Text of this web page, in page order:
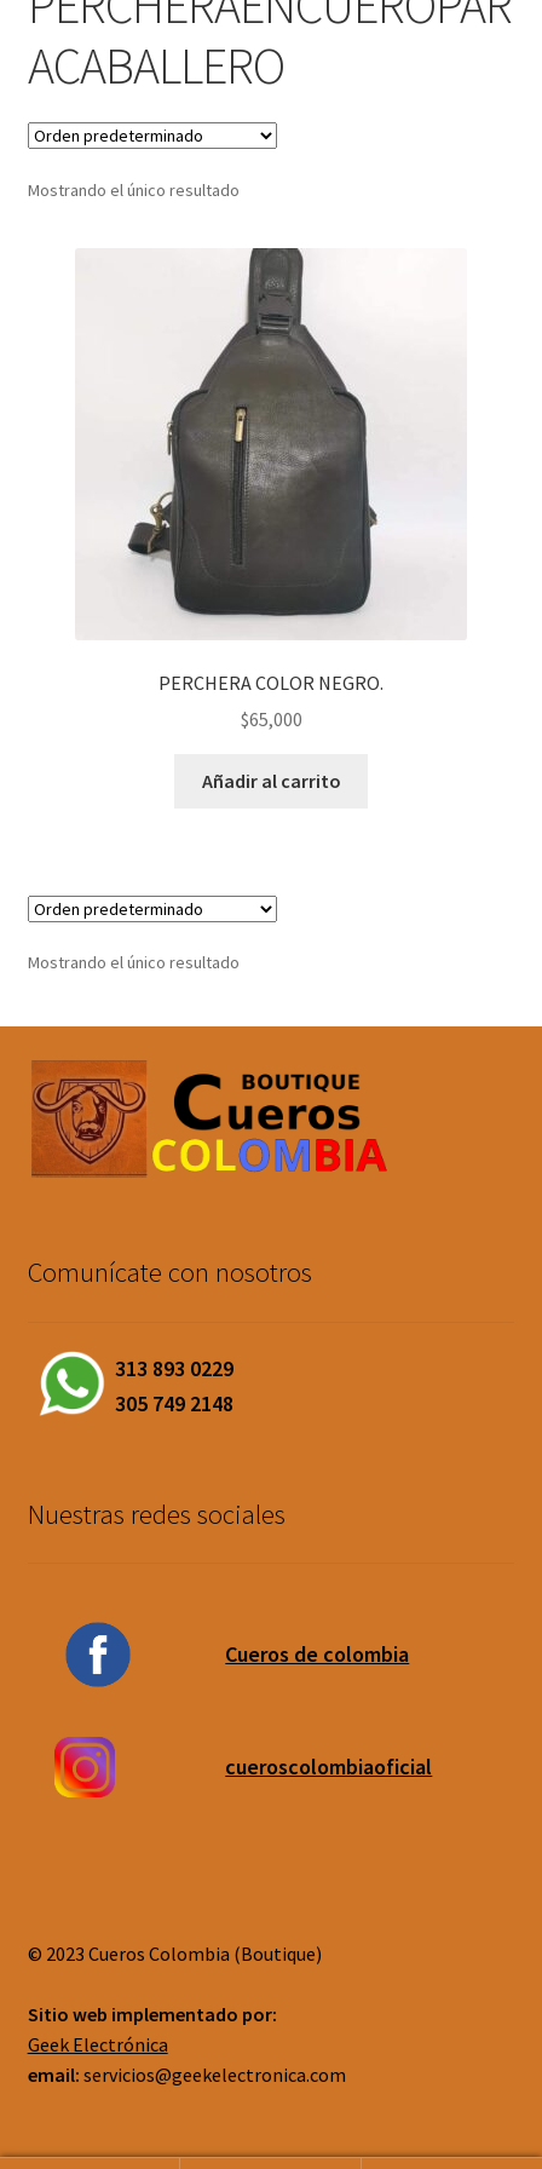
Infantil
Pisabilletes
sombreros
ACABALLERO
Mostrando el único resultado
PERCHERA COLOR NEGRO.
$65,000
Añadir al carrito
Mostrando el único resultado
Comunícate con nosotros
313 893 0229
305 749 2148
Nuestras redes sociales
Cueros de colombia
cueroscolombiaoficial
© 2023 Cueros Colombia (Boutique)
Sitio web implementado por:
Geek Electrónica
email: servicios@geekelectronica.com